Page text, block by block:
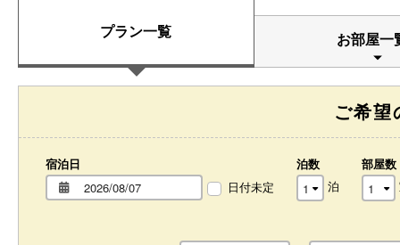
プラン一覧 お部屋一
ご希望
宿泊日
日付未定
泊数
泊
部屋数